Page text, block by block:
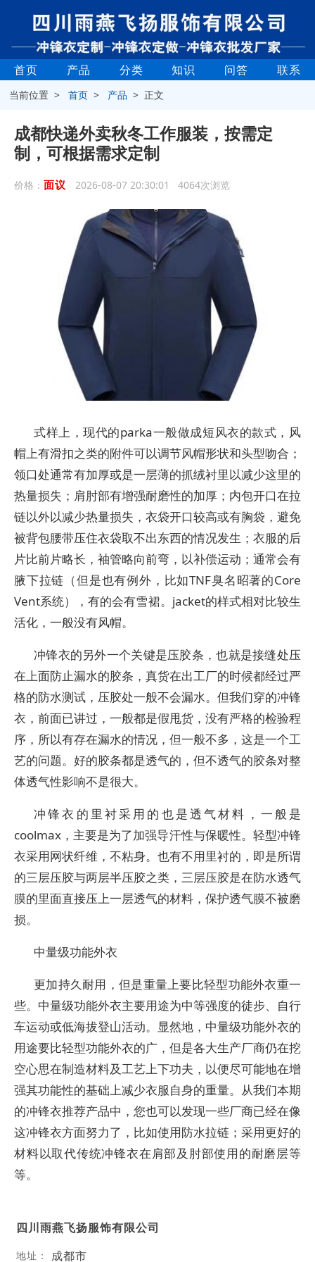
首页 产品 分类 知识 问答 联系
当前位置 >首页 > 产品 > 正文
成都快递外卖秋冬工作服装，按需定
制，可根据需求定制
价格： 面议 2026-08-07 20:30:01 4064次浏览
式样上，现代的parka一般做成短风衣的款式，风
帽上有滑扣之类的附件可以调节风帽形状和头型吻合；
领口处通常有加厚或是一层薄的抓绒衬里以减少这里的
热量损失；肩肘部有增强耐磨性的加厚；内包开口在拉
链以外以减少热量损失，衣袋开口较高或有胸袋，避免
被背包腰带压住衣袋取不出东西的情况发生；衣服的后
片比前片略长，袖管略向前弯，以补偿运动；通常会有
腋下拉链（但是也有例外，比如TNF臭名昭著的Core
Vent系统），有的会有雪裙。jacket的样式相对比较生
活化，一般没有风帽。
冲锋衣的另外一个关键是压胶条，也就是接缝处压
在上面防止漏水的胶条，真货在出工厂的时候都经过严
格的防水测试，压胶处一般不会漏水。但我们穿的冲锋
衣，前面已讲过，一般都是假甩货，没有严格的检验程
序，所以有存在漏水的情况，但一般不多，这是一个工
艺的问题。好的胶条都是透气的，但不透气的胶条对整
体透气性影响不是很大。
冲锋衣的里衬采用的也是透气材料，一般是
coolmax，主要是为了加强导汗性与保暖性。轻型冲锋
衣采用网状纤维，不粘身。也有不用里衬的，即是所谓
的三层压胶与两层半压胶之类，三层压胶是在防水透气
膜的里面直接压上一层透气的材料，保护透气膜不被磨
损。
中量级功能外衣
更加持久耐用，但是重量上要比轻型功能外衣重一
些。中量级功能外衣主要用途为中等强度的徒步、自行
车运动或低海拔登山活动。显然地，中量级功能外衣的
用途要比轻型功能外衣的广，但是各大生产厂商仍在挖
空心思在制造材料及工艺上下功夫，以便尽可能地在增
强其功能性的基础上减少衣服自身的重量。从我们本期
的冲锋衣推荐产品中，您也可以发现一些厂商已经在像
这冲锋衣方面努力了，比如使用防水拉链；采用更好的
材料以取代传统冲锋衣在肩部及肘部使用的耐磨层等
等。
四川雨燕飞扬服饰有限公司
地址： 成都市